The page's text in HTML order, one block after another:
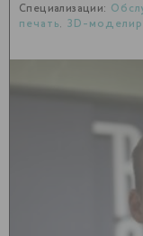
Специализации:
печать, 3D-